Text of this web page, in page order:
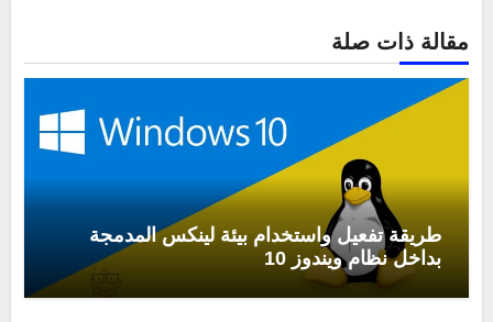
مقالة ذات صلة
طريقة تفعيل واستخدام بيئة لينكس المدمجة
بداخل نظام ويندوز 10